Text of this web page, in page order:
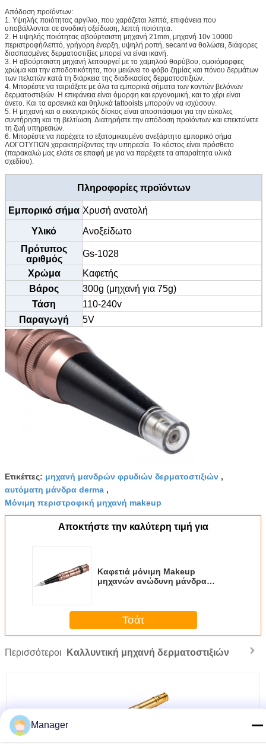
Απόδοση προϊόντων:
1. Υψηλής ποιότητας αργίλιο, που χαράζεται λεπτά, επιφάνεια που
υποβάλλονται σε ανοδική οξείδωση, λεπτή ποιότητα.
2. Η υψηλής ποιότητας αβούρτσιστη μηχανή 21mm, μηχανή 10v 10000
περιστροφή/λεπτό, γρήγορη έναρξη, υψηλή ροπή, secant να θολώσει, διάφορες
διασπασμένες δερματοστιξίες μπορεί να είναι ικανή.
3. Η αβούρτσιστη μηχανή λειτουργεί με το χαμηλού θορύβου, ομοιόμορφες
χρώμα και την αποδοτικότητα, που μειώνει το φόβο ζημίας και πόνου δερμάτων
των πελατών κατά τη διάρκεια της διαδικασίας δερματοστιξιών.
4. Μπορέστε να ταιριάξετε με όλα τα εμπορικά σήματα των κοντών βελόνων
δερματοστιξιών. Η επιφάνεια είναι όμορφη και εργονομική, και το χέρι είναι
άνετο. Και τα αρσενικά και θηλυκά tattooists μπορούν να ισχύσουν.
5. Η μηχανή και ο εκκεντρικός δίσκος είναι αποσπάσιμοι για την εύκολες
συντήρηση και τη βελτίωση. Διατηρήστε την απόδοση προϊόντων και επεκτείνετε
τη ζωή υπηρεσιών.
6. Μπορέστε να παρέχετε το εξατομικευμένο ανεξάρτητο εμπορικό σήμα
ΛΟΓΟΤΥΠΩΝ χαρακτηρίζοντας την υπηρεσία. Το κόστος είναι πρόσθετο
(παρακαλώ μας ελάτε σε επαφή με για να παρέχετε τα απαραίτητα υλικά
σχεδίου).
Πληροφορίες προϊόντων
Εμπορικό σήμα Χρυσή ανατολή
Υλικό
Ανοξείδωτο
Πρότυπος
αριθμός
Gs-1028
Χρώμα
Καφετής
Βάρος
300g (μηχανή για 75g)
Τάση
110-240v
Παραγωγή
5V
Ταχύτητα
λεπτό
Πιστοποίηση
CE/SGS/TUV/BV
Μέγεθος
13.5cm*2cm
MOQ
20 μάνδρες
Προδιαγραφή
0.350.4mm
1R 3R 5R 7R 5F 7F κ.λπ.
Φρύδι, eyeliner, χείλι, δερματοστιξία
Ετικέττες: μηχανή μανδρών φρυδιών δερματοστιξιών ,
αυτόματη μάνδρα derma ,
Μόνιμη περιστροφική μηχανή makeup
Αποκτήστε την καλύτερη τιμή για
Καφετιά μόνιμη Makeup
μηχανών ανώδυνη μάνδρα
σταθερή
Τσάτ
Περισσότεροι Καλλυντική μηχανή δερματοστιξιών
Manager